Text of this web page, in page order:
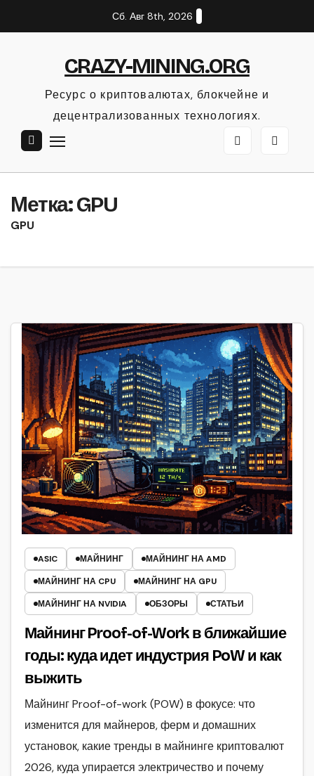
к
Сб. Авг 8th, 2026
CRAZY-MINING.ORG
Ресурс о криптовалютах, блокчейне и
децентрализованных технологиях.
Метка:GPU
GPU
ASIC МАЙНИНГ
МАЙНИНГ НА AMD
МАЙНИНГ НА CPU
МАЙНИНГ НА GPU
МАЙНИНГ НА NVIDIA
ОБЗОРЫ СТАТЬИ
Майнинг Proof-of-Work в ближайшие
годы: куда идет индустрия PoW и как
выжить
Майнинг Proof-of-work (POW) в фокусе: что
изменится для майнеров, ферм и домашних
установок, какие тренды в майнинге криптовалют
2026, куда упирается электричество и почему